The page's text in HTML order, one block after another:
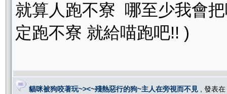
就算人跑不寮 哪至少我會
定跑不寮 就給喵跑吧!! )
貓咪被狗咬著玩~><~殘熱惡行的狗~主人在旁視而不見 , 發表在